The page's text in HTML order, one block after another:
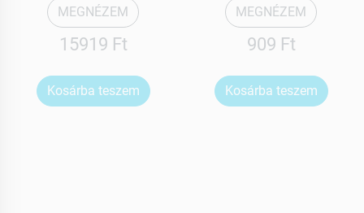
MEGNÉZEM
15919 Ft
Kosárba teszem
MEGNÉZEM
909 Ft
Kosárba teszem